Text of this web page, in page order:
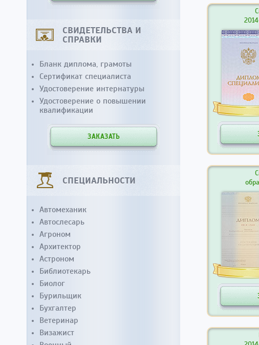
СВИДЕТЕЛЬСТВА И
СПРАВКИ
Бланк диплома, грамоты
Сертификат специалиста
Удостоверение интернатуры
Удостоверение о повышении
квалификации
ЗАКАЗАТЬ
СПЕЦИАЛЬНОСТИ
Автомеханик
Автослесарь
Агроном
Архитектор
Астроном
Библиотекарь
Биолог
Бурильщик
Бухгалтер
Ветеринар
Визажист